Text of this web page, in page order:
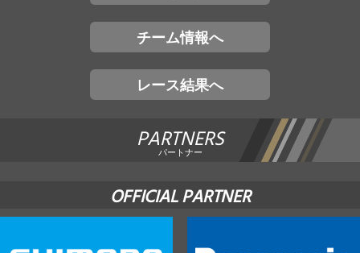
チーム情報へ
レース結果へ
PARTNERS
パートナー
OFFICIAL PARTNER